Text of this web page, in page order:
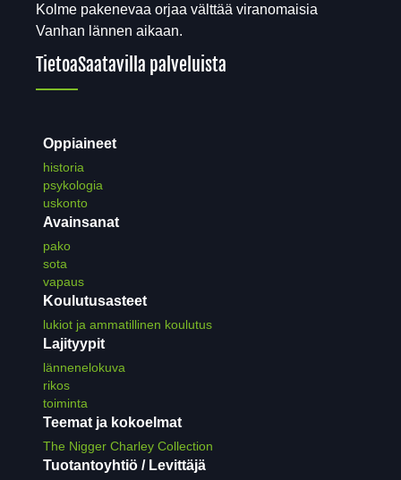
Kolme pakenevaa orjaa välttää viranomaisia
Vanhan lännen aikaan.
TietoaSaatavilla palveluista
Oppiaineet
historia
psykologia
uskonto
Avainsanat
pako
sota
vapaus
Koulutusasteet
lukiot ja ammatillinen koulutus
Lajityypit
lännenelokuva
rikos
toiminta
Teemat ja kokoelmat
The Nigger Charley Collection
Tuotantoyhtiö / Levittäjä